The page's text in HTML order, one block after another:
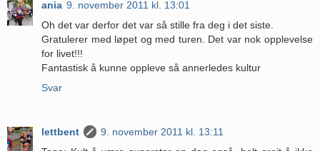
ania 9. november 2011 kl. 13:01
Oh det var derfor det var så stille fra deg i det siste.
Gratulerer med løpet og med turen. Det var nok opplevelse
for livet!!!
Fantastisk å kunne oppleve så annerledes kultur
Svar
lettbent
9. november 2011 kl. 13:11